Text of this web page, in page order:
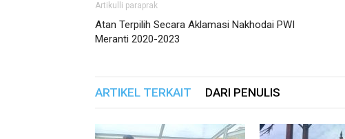
Artikulli paraprak
Atan Terpilih Secara Aklamasi Nakhodai PWI
Meranti 2020-2023
ARTIKEL TERKAIT DARI PENULIS